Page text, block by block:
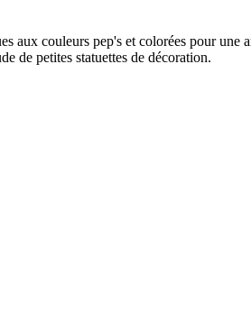
aux couleurs pep's et colorées pour
de petites statuettes de décoration.